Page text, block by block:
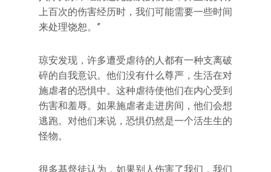
上百次的伤害经历时，我们可能需要一些时间
来处理饶恕。”
琼安发现，许多遭受虐待的人都有一种支离破
碎的自我意识。他们没有什么尊严，生活在对
施虐者的恐惧中。这种虐待使他们在内心受到
伤害和羞辱。如果施虐者走进房间，他们会想
逃跑。对他们来说，恐惧仍然是一个活生生的
怪物。
很多基督徒认为，如果别人伤害了我们，我们